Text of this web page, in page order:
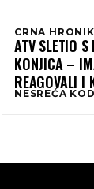
CRNA
ATV SLETIO
KONJICA –
REAGOVALI I
VATROGASCI
NESREĆA